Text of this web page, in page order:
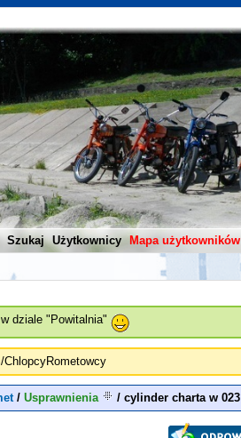
Szukaj Użytkownicy Mapa użytkowników
dziale "Powitalnia"
/ Usprawnienia / cylinder charta w 023